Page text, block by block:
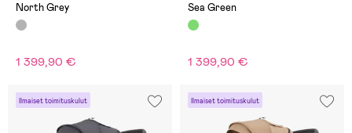
North Grey
1 399,90 €
Sea Green
1 399,90 €
Ilmaiset toimituskulut Ilmaiset toimituskulut